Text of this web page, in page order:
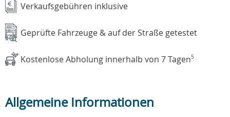
Verkaufsgebühren inklusive
Geprüfte Fahrzeuge & auf der Straße getestet
Kostenlose Abholung innerhalb von 7 Tagen5
Allgemeine Informationen